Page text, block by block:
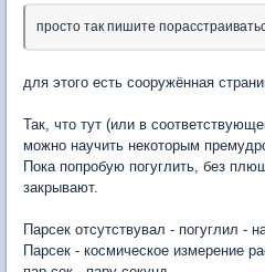
просто так пишите
для этого есть сооружённая
Так, что тут (или в
можно научить некоторым
Пока попробую погуглить, без
закрывают.
Парсек отсутствувал - погуглил -
Парсек - космическое измерение